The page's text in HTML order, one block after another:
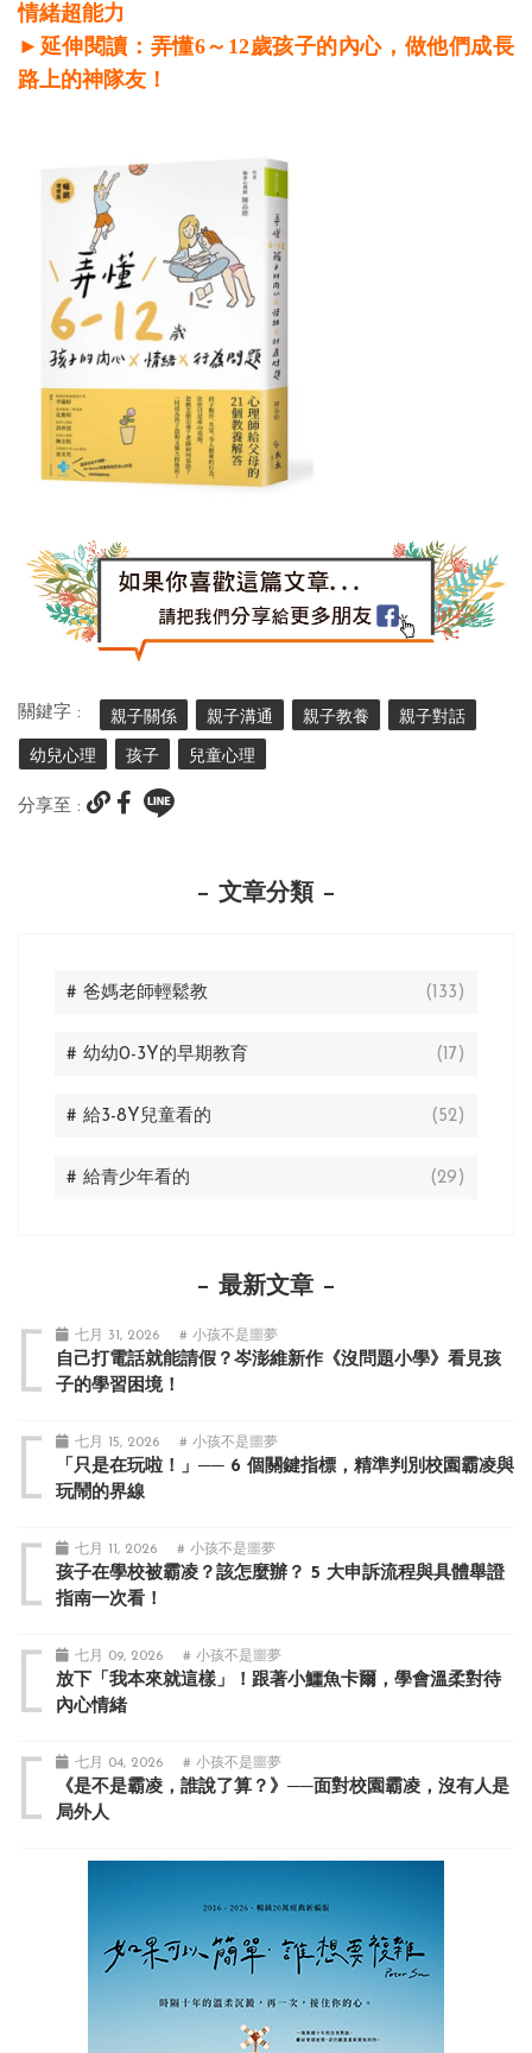
情緒超能力
►延伸閱讀：弄懂6～12歲孩子的內心，做他們成長
路上的神隊友！
關鍵字 : 親子關係 親子溝通 親子教養 親子對話
幼兒心理 孩子 兒童心理
分享至 :
文章分類
# 爸媽老師輕鬆教 (133)
# 幼幼0-3Y的早期教育 (17)
# 給3-8Y兒童看的 (52)
# 給青少年看的 (29)
最新文章
七月 31, 2026 # 小孩不是噩夢
自己打電話就能請假？岑澎維新作《沒問題小學》看見孩
子的學習困境！
七月 15, 2026 # 小孩不是噩夢
「只是在玩啦！」── 6 個關鍵指標，精準判別校園霸凌與
玩鬧的界線
七月 11, 2026 # 小孩不是噩夢
孩子在學校被霸凌？該怎麼辦？ 5 大申訴流程與具體舉證
指南一次看！
七月 09, 2026 # 小孩不是噩夢
放下「我本來就這樣」！跟著小鱷魚卡爾，學會溫柔對待
內心情緒
七月 04, 2026 # 小孩不是噩夢
《是不是霸凌，誰說了算？》──面對校園霸凌，沒有人是
局外人